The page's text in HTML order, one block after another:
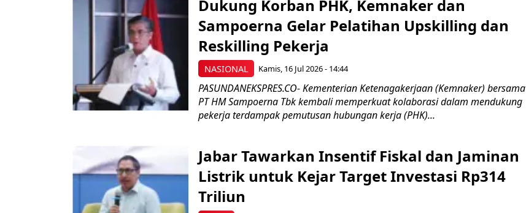
NASIONAL
Dukung Korban PHK, Kemnaker dan
Sampoerna Gelar Pelatihan Upskilling dan
Reskilling Pekerja
Kamis, 16 Jul 2026 - 14:44
PASUNDANEKSPRES.CO- Kementerian Ketenagakerjaan (Kemnaker) bersama
PT HM Sampoerna Tbk kembali memperkuat kolaborasi dalam mendukung
pekerja terdampak pemutusan hubungan kerja (PHK)...
Jabar Tawarkan Insentif Fiskal dan Jaminan
Listrik untuk Kejar Target Investasi Rp314
Triliun